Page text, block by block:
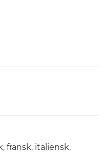
fransk, italiensk,